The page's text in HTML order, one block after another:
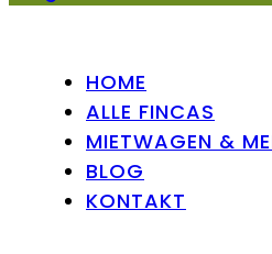
HOME
ALLE FINCAS
MIETWAGEN &
BLOG
KONTAKT